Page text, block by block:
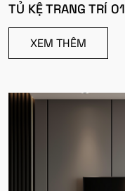
TỦ KỆ TRANG TRÍ 01
XEM THÊM